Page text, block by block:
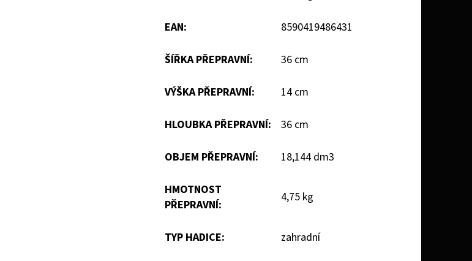
EAN: 8590419486431
ŠÍŘKA PŘEPRAVNÍ: 36 cm
VÝŠKA PŘEPRAVNÍ: 14 cm
HLOUBKA PŘEPRAVNÍ: 36 cm
OBJEM PŘEPRAVNÍ: 18,144 dm3
HMOTNOST
PŘEPRAVNÍ:
4,75 kg
TYP HADICE: zahradní